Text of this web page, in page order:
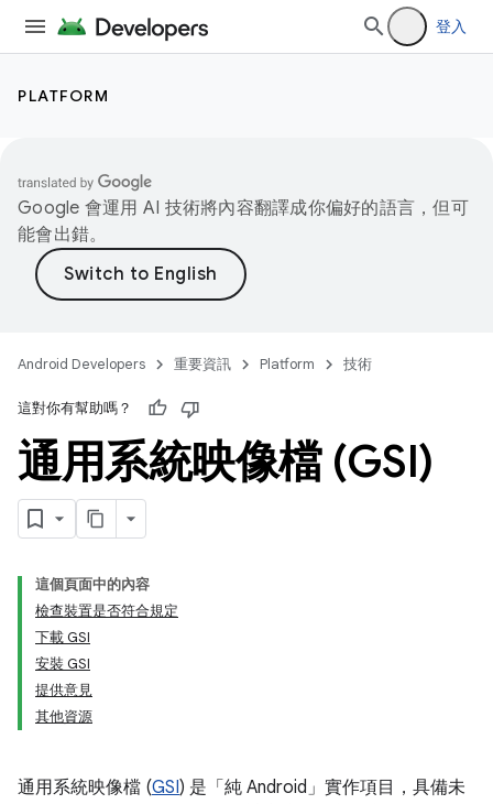
登入
PLATFORM
Google 會運用 AI 技術將內容翻譯成你偏好的語言，但可
能會出錯。
Android Developers 重要資訊 Platform 技術
這對你有幫助嗎？
通用系統映像檔 (GSI)
這個頁面中的內容
檢查裝置是否符合規定
下載 GSI
安裝 GSI
提供意見
其他資源
通用系統映像檔 (GSI) 是「純 Android」 實作項目，具備未